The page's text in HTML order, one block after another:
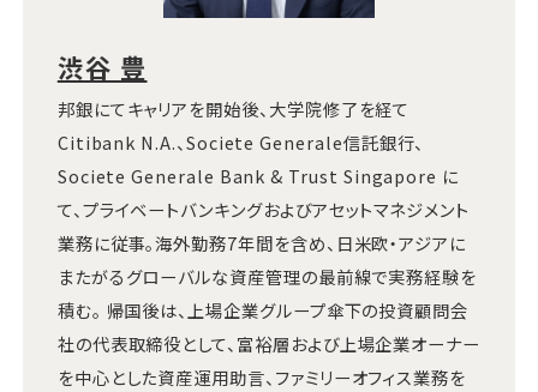
渋谷 豊
邦銀にてキャリアを開始後、大学院修了を経て
Citibank N.A.、Societe Generale信託銀行、
Societe Generale Bank & Trust Singapore に
て、プライベートバンキングおよびアセットマネジメント
業務に従事。海外勤務7年間を含め、日米欧・アジアに
またがるグローバルな資産管理の最前線で実務経験を
積む。 帰国後は、上場企業グループ傘下の投資顧問会
社の代表取締役として、富裕層および上場企業オーナー
を中心とした資産運用助言、ファミリーオフィス業務を